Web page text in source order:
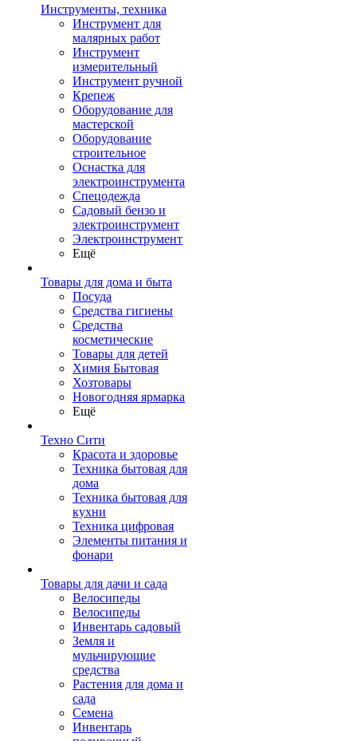
Инструменты, техника
Инструмент для
малярных работ
Инструмент
измерительный
Инструмент ручной
Крепеж
Оборудование для
мастерской
Оборудование
строительное
Оснастка для
электроинструмента
Спецодежда
Садовый бензо и
электроинструмент
Электроинструмент
Ещё
Товары для дома и быта
Посуда
Средства гигиены
Средства
косметические
Товары для детей
Химия Бытовая
Хозтовары
Новогодняя ярмарка
Ещё
Техно Сити
Красота и здоровье
Техника бытовая для
дома
Техника бытовая для
кухни
Техника цифровая
Элементы питания и
фонари
Товары для дачи и сада
Велосипеды
Велосипеды
Инвентарь садовый
Земля и
мульчирующие
средства
Растения для дома и
сада
Семена
Инвентарь